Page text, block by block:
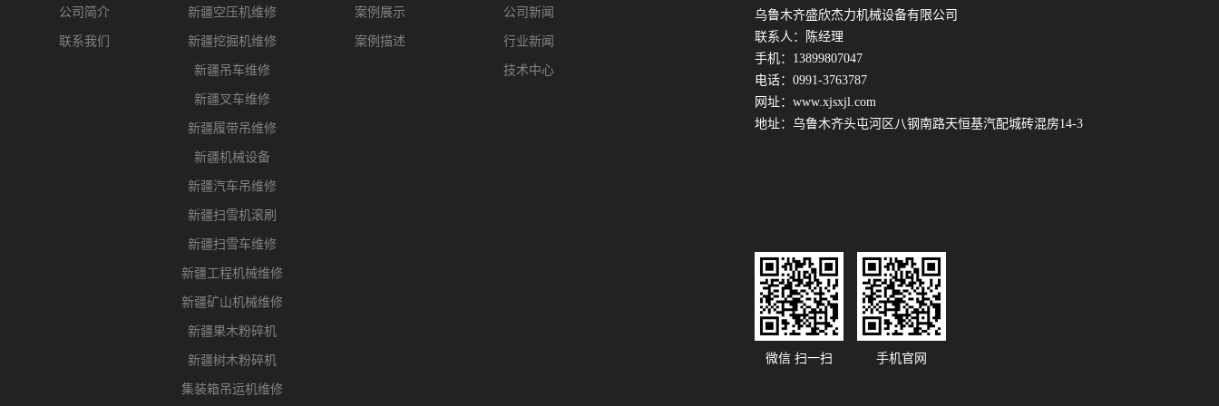
公司简介
联系我们
新疆空压机维修
新疆挖掘机维修
新疆吊车维修
新疆叉车维修
新疆履带吊维修
新疆机械设备
新疆汽车吊维修
新疆扫雪机滚刷
新疆扫雪车维修
新疆工程机械维修
新疆矿山机械维修
新疆果木粉碎机
新疆树木粉碎机
集装箱吊运机维修
案例展示
案例描述
公司新闻
行业新闻
技术中心
乌鲁木齐盛欣杰力机械设备有限公司
联系人：陈经理
手机：13899807047
电话：0991-3763787
网址：www.xjsxjl.com
地址：乌鲁木齐头屯河区八钢南路天恒基汽配城砖混房14-3
微信 扫一扫 手机官网